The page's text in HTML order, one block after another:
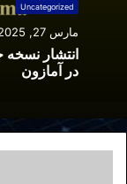
Uncategorized
مارس 27, 2025
انتشار
در آمازون